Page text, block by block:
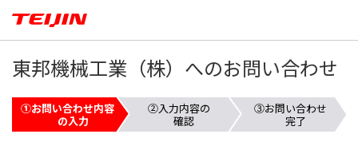
東邦機械工業（株）へのお問い合わせ
①お問い合わせ内容
の入力
②入力内容の
確認
③お問い合わせ
完了